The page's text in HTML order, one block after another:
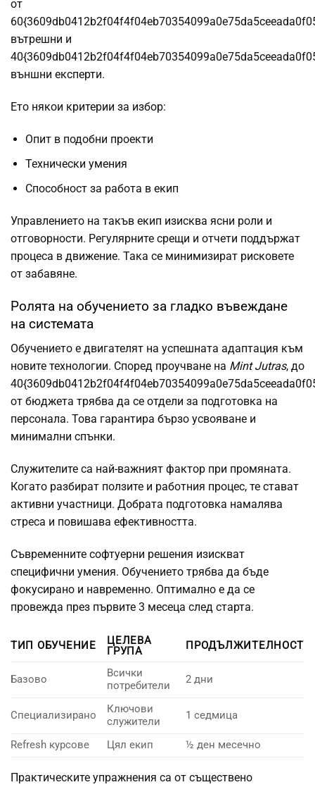
от
вътрешни и
външни експерти.
Ето някои критерии за избор:
Опит в подобни проекти
Технически умения
Способност за работа в екип
Управлението на такъв екип изисква ясни роли и
отговорности. Регулярните срещи и отчети поддържат
процеса в движение. Така се минимизират рисковете
от забавяне.
Ролята на обучението за гладко въвеждане
на системата
Обучението е двигателят на успешната адаптация към
новите технологии. Според проучване на Mint Jutras, до
от бюджета трябва да се отдели за подготовка на
персонала. Това гарантира бързо усвояване и
минимални спънки.
Служителите са най-важният фактор при промяната.
Когато разбират ползите и работния процес, те стават
активни участници. Добрата подготовка намалява
стреса и повишава ефективността.
Съвременните софтуерни решения изискват
специфични умения. Обучението трябва да бъде
фокусирано и навременно. Оптимално е да се
провежда през първите 3 месеца след старта.
ТИП ОБУЧЕНИЕ
ЦЕЛЕВА
ГРУПА
ПРОДЪЛЖИТЕЛНОСТ
Базово
Всички
потребители
2 дни
Специализирано
Ключови
служители
1 седмица
Refresh курсове Цял екип ½ ден месечно
Практическите упражнения са от съществено